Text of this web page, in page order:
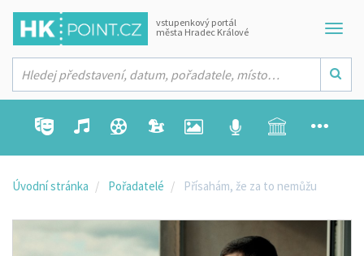
vstupenkový portál
města Hradec Králové
Úvodní stránka Pořadatelé Přísahám, že za to nemůžu